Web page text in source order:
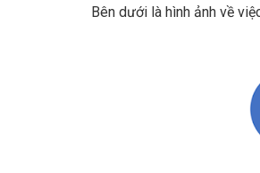
Bên dưới là hình ảnh về